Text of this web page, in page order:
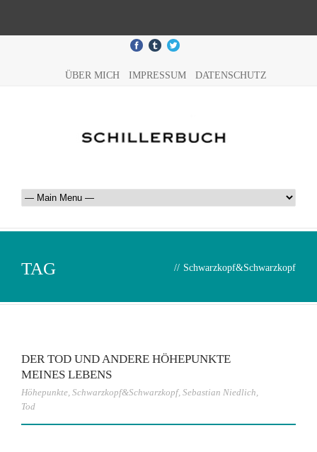
ÜBER MICH IMPRESSUM DATENSCHUTZ
TAG // Schwarzkopf&Schwarzkopf
DER TOD UND ANDERE HÖHEPUNKTE
MEINES LEBENS
Höhepunkte, Schwarzkopf&Schwarzkopf, Sebastian Niedlich,
Tod